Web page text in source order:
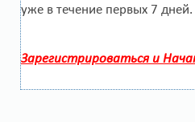
уже в течение первых 7 дней.
Зарегистрироваться и